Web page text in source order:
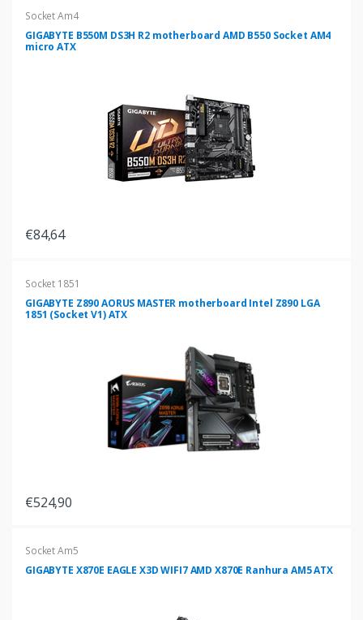
Socket Am4
GIGABYTE B550M DS3H R2 motherboard AMD B550 Socket AM4
micro ATX
€84,64
Socket 1851
GIGABYTE Z890 AORUS MASTER motherboard Intel Z890 LGA
1851 (Socket V1) ATX
€524,90
Socket Am5
GIGABYTE X870E EAGLE X3D WIFI7 AMD X870E Ranhura AM5 ATX